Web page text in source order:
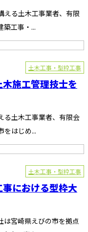
える土木工事業者、有限
築工事・...
土木工事・型枠工事
施工管理技士を
る土木工事業者、有限会
をはじめ...
土木工事・型枠工事
における型枠大
は宮崎県えびの市を拠点